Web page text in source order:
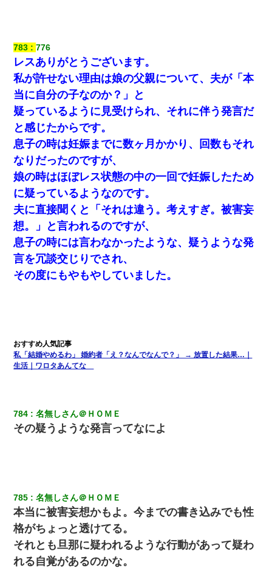
【ワロタ】姉から「肉食系14才、乳丸出し、毛はうっすら生えか
け」というタイトルで画像が送られてきた
【画像】女の子「お母さん！！私ようやくファッションモデルに
選ばれたの！絶対見に来てね！」→悲しい結果がこれ・・・
【GJ!】会社から帰宅中、広い駐車場にエンジンかけっ放しの車を
発見。しかも「ヒィ～」みたいな声も聞こえてきたので気になっ
て近寄ったら女の子がおっさんの下敷きになってた
妊娠中に「おいこのブタ女！てめー席譲れ！」と絡まれ腹を殴る
真似された。泣きながら夫に話すと一年後に…
旦那の元カノをSNSで探して写真を保存して顔面評価スレで写真
を晒してた。ほとんどがブスという評価の中で二人ほど意外に好
評価で苦々しく思った
ＤＮＡ検査『血縁関係０％』旦那「やっぱり托卵だったんだ…」
ワイ144kg彼女98kgデブカップル、1年間毎日行為しまくった結
果
にしてなかったが、あまりにも子供が俺嫁に懐くので最後らへん
顔引きつってた → そして弟嫁が迎えに来た翌日…
【報告者がキチ】嫁「妊娠した」俺『それじゃあ皆に祝ってもら
おう』友人達を家に連れ帰ってホームパーティー→俺『皆に祝え
てもらえて良かったな！』→
彼女との行為を録画した結果→衝撃の事実が判明したｗｗｗｗｗ
ｗ
783 776
レスありがとうございます。
私が許せない理由は娘の父親について、夫が「本
当に自分の子なのか？」と
疑っているように見受けられ、それに伴う発言だ
と感じたからです。
息子の時は妊娠までに数ヶ月かかり、回数もそれ
なりだったのですが、
娘の時はほぼレス状態の中の一回で妊娠したため
に疑っているようなのです。
夫に直接聞くと「それは違う。考えすぎ。被害妄
想。」と言われるのですが、
息子の時には言わなかったような、疑うような発
言を冗談交じりでされ、
その度にもやもやしていました。
私「結婚やめるわ」 婚約者「え？なんでなんで？」 → 放置した結果…｜
生活｜ワロタあんてな
784 名無しさん＠ＨＯＭＥ
その疑うような発言ってなによ
785 名無しさん＠ＨＯＭＥ
本当に被害妄想かもよ。今までの書き込みでも性
格がちょっと透けてる。
それとも旦那に疑われるような行動があって疑わ
れる自覚があるのかな。